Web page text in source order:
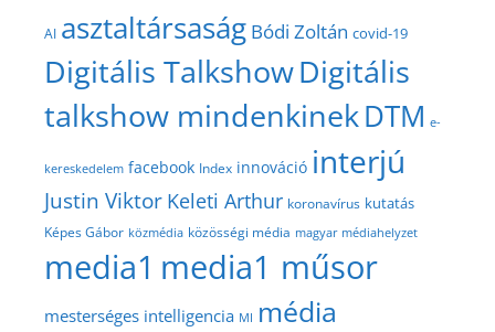
AI asztaltársaság Bódi Zoltán covid-19
Digitális TalkshowDigitális
talkshow mindenkinekDTM e-
kereskedelem facebook Index innováció interjú
Justin Viktor Keleti Arthur koronavírus kutatás
Képes Gábor közmédia közösségi média magyar médiahelyzet
media1 media1 műsor
mesterséges intelligencia MI média